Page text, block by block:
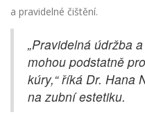
a pravidelné čištění.
„Pravidelná údržba
mohou podstatně
kúry,“ říká Dr. Hana
na zubní estetiku.